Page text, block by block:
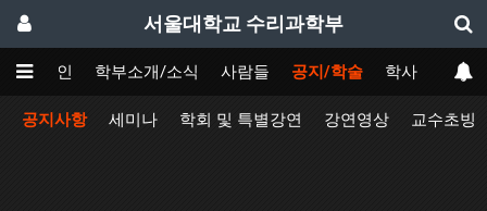
서울대학교 수리과학부
메인 학부소개/소식 사람들 공지/학술 학사
공지사항 세미나 학회 및 특별강연 강연영상 교수초빙